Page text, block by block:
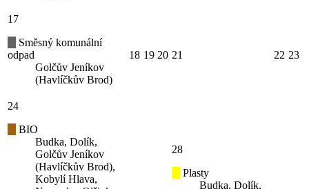
17
Směsný komunální
odpad
Golčův Jeníkov
(Havlíčkův Brod)
18 19 20 21 22 23
24
BIO
Budka, Dolík,
Golčův Jeníkov
(Havlíčkův Brod),
Kobylí Hlava,
28
Plasty
Budka, Dolík,